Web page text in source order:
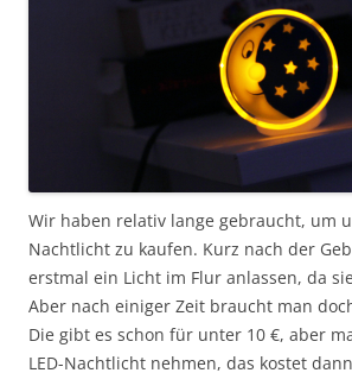
Wir haben relativ lange gebraucht, um
Nachtlicht zu kaufen. Kurz nach der
erstmal ein Licht im Flur anlassen, da
Aber nach einiger Zeit braucht man
Die gibt es schon für unter 10 €, aber
LED-Nachtlicht nehmen, das kostet